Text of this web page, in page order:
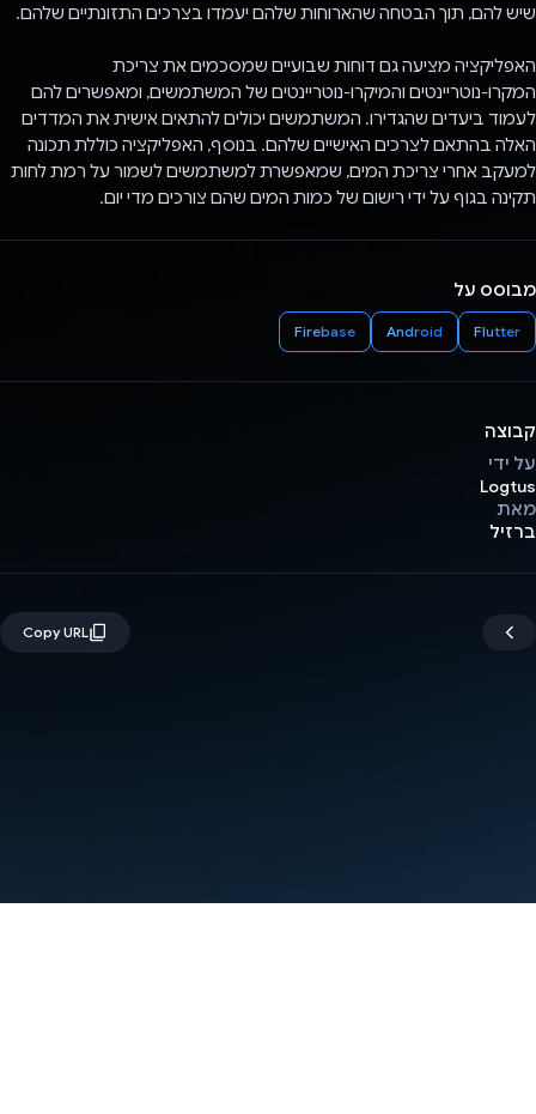
שיש להם, תוך הבטחה שהארוחות שלהם יעמדו בצרכים התזונתיים שלהם.
האפליקציה מציעה גם דוחות שבועיים שמסכמים את צריכת
המקרו-נוטריינטים והמיקרו-נוטריינטים של המשתמשים, ומאפשרים להם
לעמוד ביעדים שהגדירו. המשתמשים יכולים להתאים אישית את המדדים
האלה בהתאם לצרכים האישיים שלהם. בנוסף, האפליקציה כוללת תכונה
למעקב אחרי צריכת המים, שמאפשרת למשתמשים לשמור על רמת לחות
תקינה בגוף על ידי רישום של כמות המים שהם צורכים מדי יום.
מבוסס על
Flutter
Android
Firebase
קבוצה
על ידי
Logtus
מאת
ברזיל